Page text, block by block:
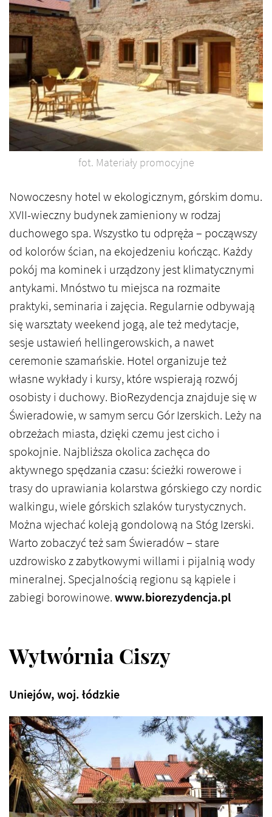
fot. Materiały promocyjne
Nowoczesny hotel w ekologicznym, górskim domu.
XVII-wieczny budynek zamieniony w rodzaj
duchowego spa. Wszystko tu odpręża – począwszy
od kolorów ścian, na ekojedzeniu kończąc. Każdy
pokój ma kominek i urządzony jest klimatycznymi
antykami. Mnóstwo tu miejsca na rozmaite
praktyki, seminaria i zajęcia. Regularnie odbywają
się warsztaty weekend jogą, ale też medytacje,
sesje ustawień hellingerowskich, a nawet
ceremonie szamańskie. Hotel organizuje też
własne wykłady i kursy, które wspierają rozwój
osobisty i duchowy. BioRezydencja znajduje się w
Świeradowie, w samym sercu Gór Izerskich. Leży na
obrzeżach miasta, dzięki czemu jest cicho i
spokojnie. Najbliższa okolica zachęca do
aktywnego spędzania czasu: ścieżki rowerowe i
trasy do uprawiania kolarstwa górskiego czy nordic
walkingu, wiele górskich szlaków turystycznych.
Można wjechać koleją gondolową na Stóg Izerski.
Warto zobaczyć też sam Świeradów – stare
uzdrowisko z zabytkowymi willami i pijalnią wody
mineralnej. Specjalnością regionu są kąpiele i
zabiegi borowinowe.www.biorezydencja.pl
Wytwórnia Ciszy
Uniejów, woj. łódzkie